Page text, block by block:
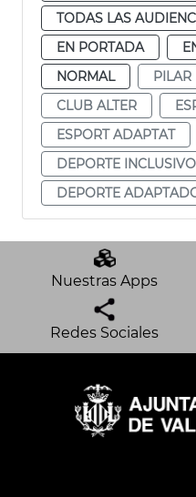
TODAS LAS
EN PORTADA
NORMAL
PILAR
CLUB ALTER
ESPORT ADAPTAT
DEPORTE INCLUSIVO
DEPORTE
Nuestras Apps
Redes Sociales